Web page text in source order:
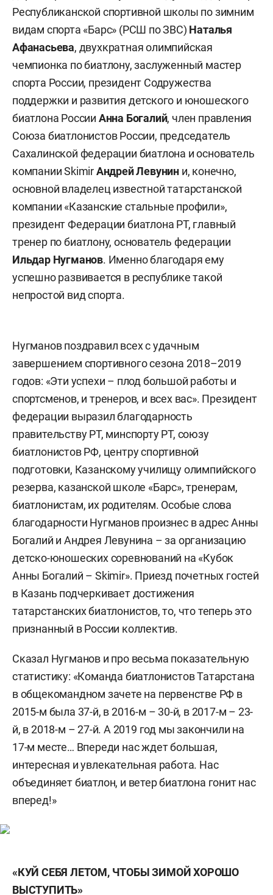
Республиканской спортивной школы по зимним
видам спорта «Барс» (РСШ по ЗВС) Наталья
Афанасьева, двухкратная олимпийская
чемпионка по биатлону, заслуженный мастер
спорта России, президент Содружества
поддержки и развития детского и юношеского
биатлона России Анна Богалий, член правления
Союза биатлонистов России, председатель
Сахалинской федерации биатлона и основатель
компании SkimirАндрей Левунин и, конечно,
основной владелец известной татарстанской
компании «Казанские стальные профили»,
президент Федерации биатлона РТ, главный
тренер по биатлону, основатель федерации
Ильдар Нугманов. Именно благодаря ему
успешно развивается в республике такой
непростой вид спорта.
Нугманов поздравил всех с удачным
завершением спортивного сезона 2018–2019
годов: «Эти успехи – плод большой работы и
спортсменов, и тренеров, и всех вас». Президент
федерации выразил благодарность
правительству РТ, минспорту РТ, союзу
биатлонистов РФ, центру спортивной
подготовки, Казанскому училищу олимпийского
резерва, казанской школе «Барс», тренерам,
биатлонистам, их родителям. Особые слова
благодарности Нугманов произнес в адрес Анны
Богалий и Андрея Левунина – за организацию
детско-юношеских соревнований на «Кубок
Анны Богалий – Skimir». Приезд почетных гостей
в Казань подчеркивает достижения
татарстанских биатлонистов, то, что теперь это
признанный в России коллектив.
Сказал Нугманов и про весьма показательную
статистику: «Команда биатлонистов Татарстана
в общекомандном зачете на первенстве РФ в
2015-м была 37-й, в 2016-м – 30-й, в 2017-м – 23-
й, в 2018-м – 27-й. А 2019 год мы закончили на
17-м месте… Впереди нас ждет большая,
интересная и увлекательная работа. Нас
объединяет биатлон, и ветер биатлона гонит нас
вперед!»
«КУЙ СЕБЯ ЛЕТОМ, ЧТОБЫ ЗИМОЙ ХОРОШО
ВЫСТУПИТЬ»